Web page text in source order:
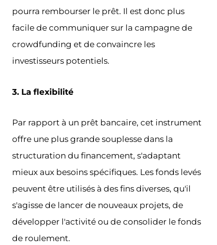
pourra rembourser le prêt. Il est donc plus
facile de communiquer sur la campagne de
crowdfunding et de convaincre les
investisseurs potentiels.
3. La flexibilité
Par rapport à un prêt bancaire, cet instrument
offre une plus grande souplesse dans la
structuration du financement, s'adaptant
mieux aux besoins spécifiques. Les fonds levés
peuvent être utilisés à des fins diverses, qu'il
s'agisse de lancer de nouveaux projets, de
développer l'activité ou de consolider le fonds
de roulement.